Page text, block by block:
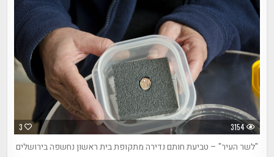
3 3154
"לשר העיר" – טביעת חותם נדירה מתקופת בית ראשון נחשפה בירושלים